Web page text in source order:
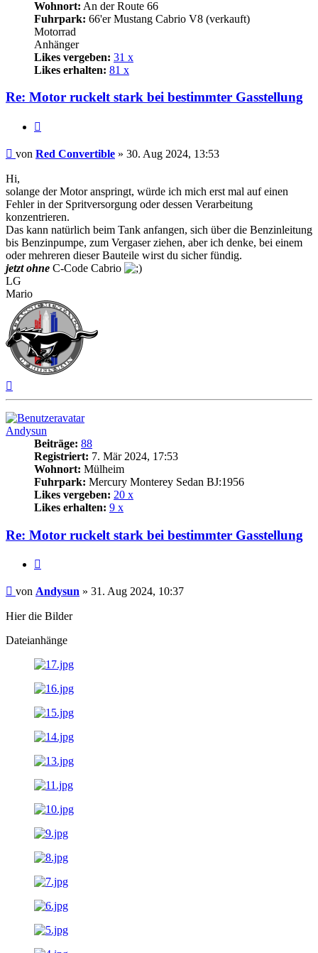
Wohnort: An der Route 66
Fuhrpark: 66'er Mustang Cabrio V8 (verkauft)
Motorrad
Anhänger
Likes vergeben: 31 x
Likes erhalten: 81 x
Re: Motor ruckelt stark bei bestimmter Gasstellung
Beitrag
von Red Convertible » 30. Aug 2024, 13:53
Hi,
solange der Motor anspringt, würde ich mich erst mal auf einen
Fehler in der Spritversorgung oder dessen Verarbeitung
konzentrieren.
Das kann natürlich beim Tank anfangen, sich über die Benzinleitung
bis Benzinpumpe, zum Vergaser ziehen, aber ich denke, bei einem
oder mehreren dieser Bauteile wirst du sicher fündig.
jetzt ohne C-Code Cabrio
LG
Mario
Andysun
Beiträge: 88
Registriert: 7. Mär 2024, 17:53
Wohnort: Mülheim
Fuhrpark: Mercury Monterey Sedan BJ:1956
Likes vergeben: 20 x
Likes erhalten: 9 x
Re: Motor ruckelt stark bei bestimmter Gasstellung
Beitrag
von Andysun » 31. Aug 2024, 10:37
Hier die Bilder
Dateianhänge